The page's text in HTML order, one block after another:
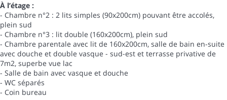
À l’étage :
- Chambre n°2 : 2 lits simples (90x200cm) pouvant être accolés,
plein sud
- Chambre n°3 : lit double (160x200cm), plein sud
- Chambre parentale avec lit de 160x200cm, salle de bain en-suite
avec douche et double vasque - sud-est et terrasse privative de
7m2, superbe vue lac
- Salle de bain avec vasque et douche
- WC séparés
- Coin bureau